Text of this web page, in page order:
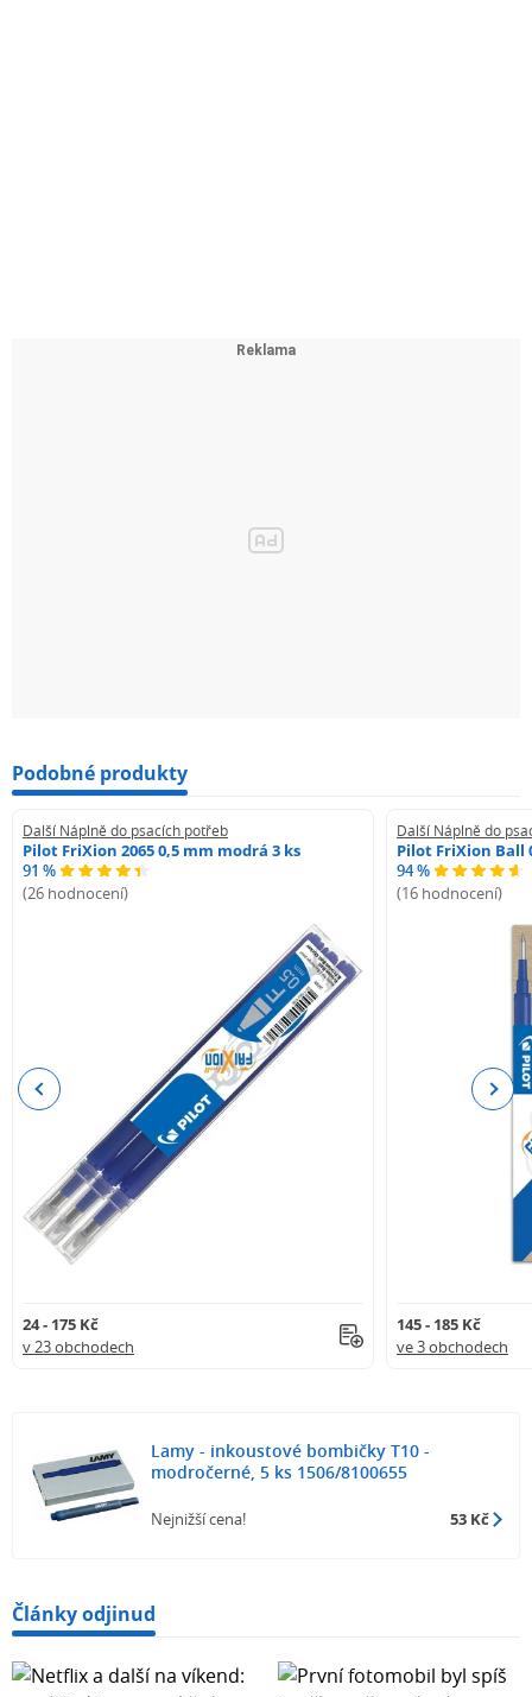
Podobné produkty
Další Náplně do psacích potřeb
Pilot FriXion 2065 0,5 mm modrá 3 ks
91 %
(26 hodnocení)
24 - 175 Kč
v 23 obchodech
Další Náplně do
Pilot FriXion Ball
94 %
(16 hodnocení)
145 - 185 Kč
ve 3 obchodech
Previous Next
Lamy - inkoustové bombičky T10 -
modročerné, 5 ks 1506/8100655
Nejnižší cena! 53 Kč
Články odjinud